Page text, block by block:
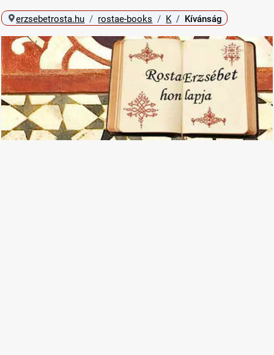
erzsebetrosta.hu rostae-books K Kívánság